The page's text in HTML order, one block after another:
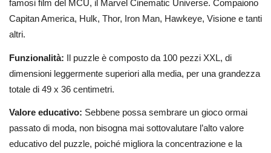
famosi film del MCU, il Marvel Cinematic Universe. Compaiono
Capitan America, Hulk, Thor, Iron Man, Hawkeye, Visione e tanti
altri.
Funzionalità: Il puzzle è composto da 100 pezzi XXL, di
dimensioni leggermente superiori alla media, per una grandezza
totale di 49 x 36 centimetri.
Valore educativo: Sebbene possa sembrare un gioco ormai
passato di moda, non bisogna mai sottovalutare l’alto valore
educativo del puzzle, poiché migliora la concentrazione e la